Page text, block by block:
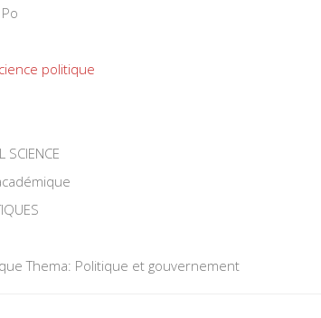
politique
SCIENCE
Thema: Politique et gouvernement